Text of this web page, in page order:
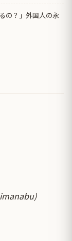
の？」外国人の永